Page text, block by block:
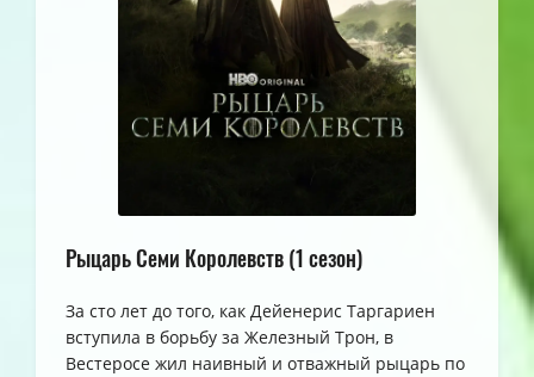
Рыцарь Семи Королевств (1 сезон)
За сто лет до того, как Дейенерис Таргариен
вступила в борьбу за Железный Трон, в
Вестеросе жил наивный и отважный рыцарь по